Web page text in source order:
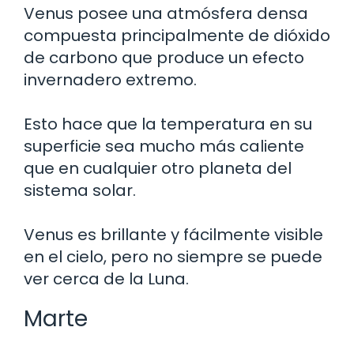
Venus posee una atmósfera densa
compuesta principalmente de dióxido
de carbono que produce un efecto
invernadero extremo.
Esto hace que la temperatura en su
superficie sea mucho más caliente
que en cualquier otro planeta del
sistema solar.
Venus es brillante y fácilmente visible
en el cielo, pero no siempre se puede
ver cerca de la Luna.
Marte